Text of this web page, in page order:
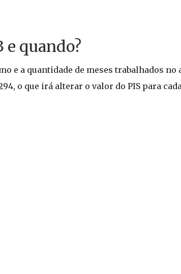
e quando?
e a quantidade de meses trabalhados no
o que irá alterar o valor do PIS para